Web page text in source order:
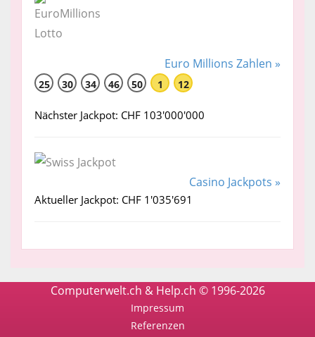
Euro Millions Zahlen »
25 30 34 46 50 1 12
Nächster Jackpot: CHF 103'000'000
Casino Jackpots »
Aktueller Jackpot: CHF 1'035'691
Computerwelt.ch & Help.ch © 1996-2026
Impressum
Referenzen